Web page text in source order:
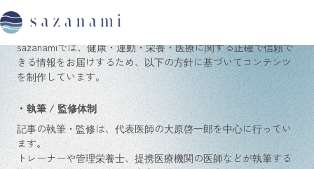
コンテンツ制作ポリシー
sazanamiでは、健康・運動・栄養・医療に関する正確で信頼で
きる情報をお届けするため、以下の方針に基づいてコンテンツ
を制作しています。
・執筆 / 監修体制
記事の執筆・監修は、代表医師の大原啓一郎を中心に行ってい
ます。
トレーナーや管理栄養士、提携医療機関の医師などが執筆する